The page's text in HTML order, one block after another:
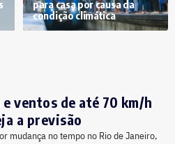
para casa por causa da
condição climática
ventos de até 70 km/h
a previsão
mudança no tempo no Rio de Janeiro,